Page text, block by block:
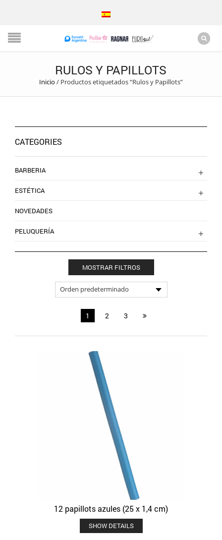
RULOS Y PAPILLOTS
Inicio / Productos etiquetados “Rulos y Papillots”
MOSTRAR FILTROS
1 2 3
12 papillots azules (25 x 1,4 cm)
SHOW DETAILS
CATEGORIES
BARBERIA
ESTÉTICA
NOVEDADES
PELUQUERÍA